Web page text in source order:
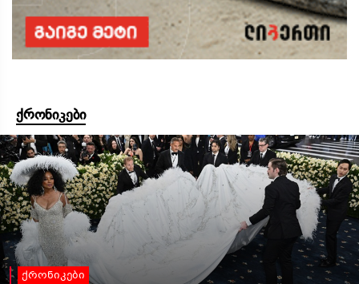
ქრონიკები
ქრონიკები